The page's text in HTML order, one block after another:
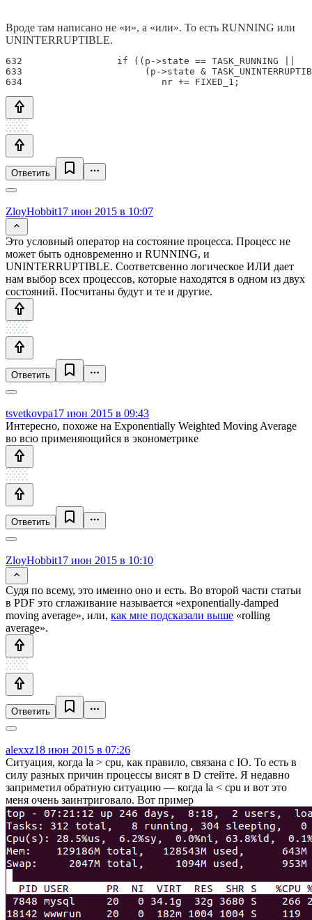
Вроде там написано не «и», а «или». То есть RUNNING или
UNINTERRUPTIBLE.
632                 if ((p->state == TASK_RUNNING ||
633                      (p->state &
Ответить
ZloyHobbit17 июн 2015 в 10:07
Это условный оператор на состояние процесса. Процесс не
может быть одновременно и RUNNING, и
UNINTERRUPTIBLE. Соответсвенно логическое ИЛИ дает
нам выбор всех процессов, которые находятся в одном из двух
состояний. Посчитаны будут и те и другие.
Ответить
tsvetkovpa17 июн 2015 в 09:43
Интересно, похоже на Exponentially Weighted Moving Average
во всю применяющийся в эконометрике
Ответить
ZloyHobbit17 июн 2015 в 10:10
Судя по всему, это именно оно и есть. Во второй части статьи
в PDF это сглаживание называется «exponentially-damped
moving average», или, как мне подсказали выше «rolling
average».
Ответить
alexxz18 июн 2015 в 07:26
Ситуация, когда la > cpu, как правило, связана с IO. То есть в
силу разных причин процессы висят в D стейте. Я недавно
заприметил обратную ситуацию — когда la < cpu и вот это
меня очень заинтриговало. Вот пример